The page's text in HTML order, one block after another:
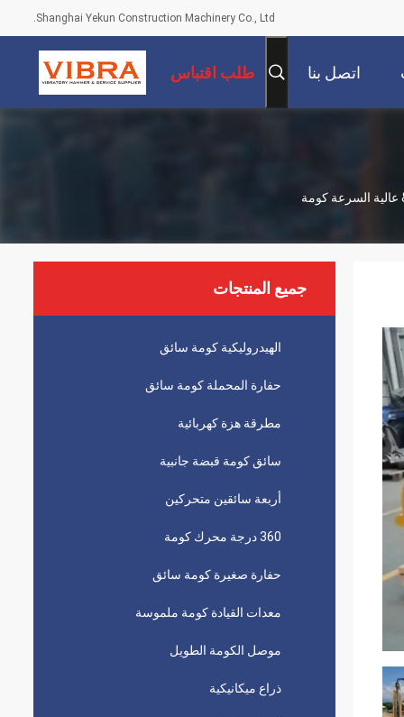
Shanghai Yekun Construction Machinery Co., Ltd.
اتصل بنا طلب اقتباس
جميع المنتجات
الهيدروليكية كومة سائق
حفارة المحملة كومة سائق
مطرقة هزة كهربائية
سائق كومة قبضة جانبية
أربعة سائقين متحركين
360 درجة محرك كومة
حفارة صغيرة كومة سائق
معدات القيادة كومة ملموسة
موصل الكومة الطويل
ذراع ميكانيكية